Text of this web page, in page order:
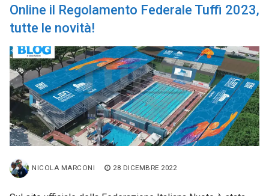
Online il Regolamento Federale Tuffi 2023,
tutte le novità!
NICOLA MARCONI 28 DICEMBRE 2022